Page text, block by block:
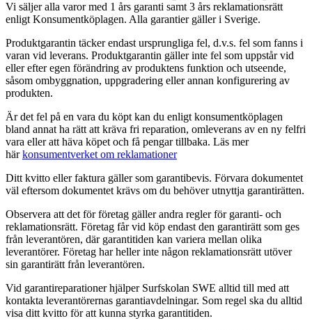
Vi säljer alla varor med 1 års garanti samt 3 års reklamationsrätt
enligt Konsumentköplagen. Alla garantier gäller i Sverige.
Produktgarantin täcker endast ursprungliga fel, d.v.s. fel som fanns i
varan vid leverans. Produktgarantin gäller inte fel som uppstår vid
eller efter egen förändring av produktens funktion och utseende,
såsom ombyggnation, uppgradering eller annan konfigurering av
produkten.
Är det fel på en vara du köpt kan du enligt konsumentköplagen
bland annat ha rätt att kräva fri reparation, omleverans av en ny felfri
vara eller att häva köpet och få pengar tillbaka. Läs mer
härkonsumentverket om reklamationer
Ditt kvitto eller faktura gäller som garantibevis. Förvara dokumentet
väl eftersom dokumentet krävs om du behöver utnyttja garantirätten.
Observera att det för företag gäller andra regler för garanti- och
reklamationsrätt. Företag får vid köp endast den garantirätt som ges
från leverantören, där garantitiden kan variera mellan olika
leverantörer. Företag har heller inte någon reklamationsrätt utöver
sin garantirätt från leverantören.
Vid garantireparationer hjälper Surfskolan SWE alltid till med att
kontakta leverantörernas garantiavdelningar. Som regel ska du alltid
visa ditt kvitto för att kunna styrka garantitiden.